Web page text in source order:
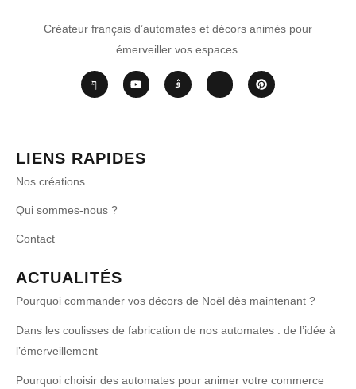
Créateur français d’automates et décors animés pour
émerveiller vos espaces.
LIENS RAPIDES
Nos créations
Qui sommes-nous ?
Contact
ACTUALITÉS
Pourquoi commander vos décors de Noël dès maintenant ?
Dans les coulisses de fabrication de nos automates : de l’idée à
l’émerveillement
Pourquoi choisir des automates pour animer votre commerce